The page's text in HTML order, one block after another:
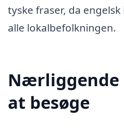
tyske fraser, da
alle lokalbefolkningen.
at besøge